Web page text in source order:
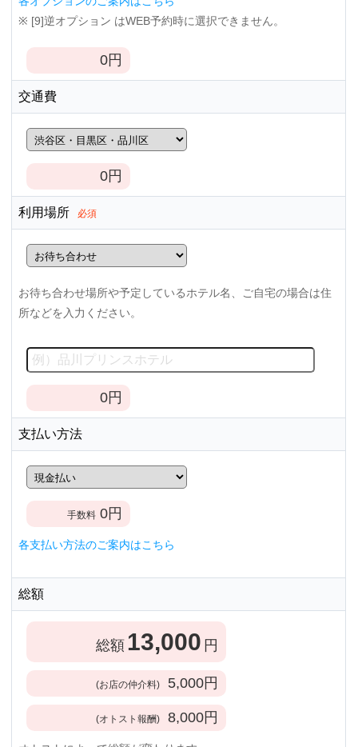
※ [9]逆オプション はWEB予約時に選択できません。
0円
交通費
0円
利用場所 必須
お待ち合わせ場所や予定しているホテル名、ご自宅の場合は住
所などを入力ください。
0円
支払い方法
手数料 0円
各支払い方法のご案内はこちら
総額
総額 13,000 円
(お店の仲介料) 5,000円
(オトスト報酬) 8,000円